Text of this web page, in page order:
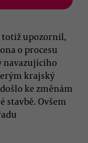
totiž upozornil,
o procesu
navazujícího
krajský
ke změnám
stavbě. Ovšem